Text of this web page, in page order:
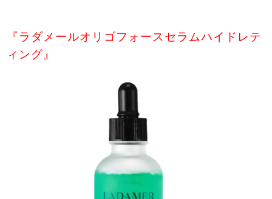
『ラダメールオリゴフォースセラムハイドレテ
ィング』